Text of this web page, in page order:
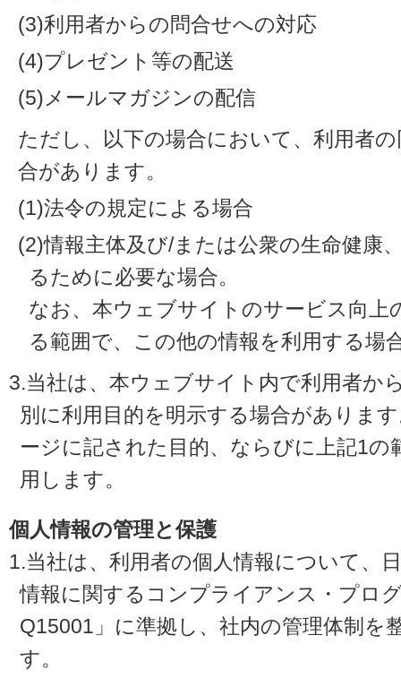
(3)利用者からの問合せへの対応
(4)プレゼント等の配送
(5)メールマガジンの配信
ただし、以下の場合において、利用者
合があります。
(1)法令の規定による場合
(2)情報主体及び/または公衆の生命健康
るために必要な場合。
なお、本ウェブサイトのサービス向上
る範囲で、この他の情報を利用する場
3.当社は、本ウェブサイト内で利用者か
別に利用目的を明示する場合がありま
ージに記された目的、ならびに上記1の
用します。
個人情報の管理と保護
1.当社は、利用者の個人情報について、
情報に関するコンプライアンス・プロ
Q15001」に準拠し、社内の管理体制を
す。